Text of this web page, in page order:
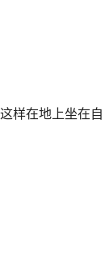
样在地上坐在自